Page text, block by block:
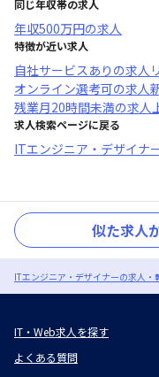
同じ年収帯の求人
年収500万円の求人
特徴が近い求人
自社サービスあり の求人
オンライン選考可の求人
残業月20時間未満の求人
求人検索ページに戻る
ITエンジニア・デザイナ
似た求人
ITエンジニア・デザイナーの求人・
IT・Web求人を探す
よくある質問